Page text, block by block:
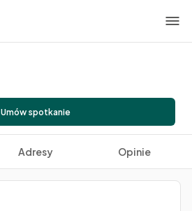
Umów spotkanie
Adresy Opinie